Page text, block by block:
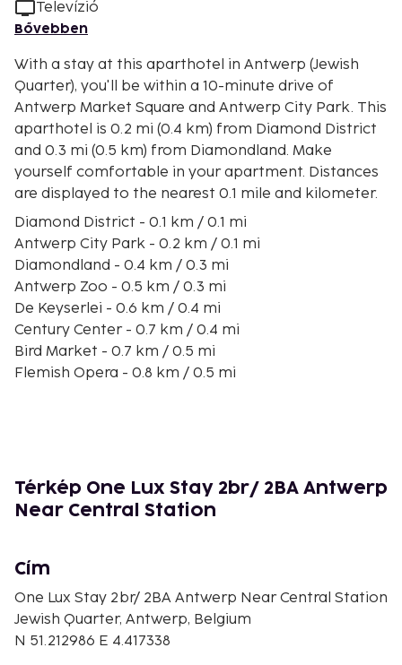
Televízió
Bővebben
With a stay at this aparthotel in Antwerp (Jewish
Quarter), you'll be within a 10-minute drive of
Antwerp Market Square and Antwerp City Park. This
aparthotel is 0.2 mi (0.4 km) from Diamond District
and 0.3 mi (0.5 km) from Diamondland. Make
yourself comfortable in your apartment. Distances
are displayed to the nearest 0.1 mile and kilometer.
Diamond District - 0.1 km / 0.1 mi
Antwerp City Park - 0.2 km / 0.1 mi
Diamondland - 0.4 km / 0.3 mi
Antwerp Zoo - 0.5 km / 0.3 mi
De Keyserlei - 0.6 km / 0.4 mi
Century Center - 0.7 km / 0.4 mi
Bird Market - 0.7 km / 0.5 mi
Flemish Opera - 0.8 km / 0.5 mi
Flanders Meeting & Convention Center - 0.9 km / 0.6
mi
The nearest airports are:
Antwerp (ANR-Antwerp Intl.) - 4.9 km / 3 mi
Brussels Airport (BRU) - 42.4 km / 26.4 mi
Charleroi (CRL-Brussels South Charleroi) - 104.3 km /
Térkép One Lux Stay 2br/ 2BA Antwerp
Near Central Station
Cím
One Lux Stay 2br/ 2BA Antwerp Near Central Station
Jewish Quarter, Antwerp, Belgium
N 51.212986 E 4.417338